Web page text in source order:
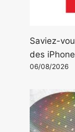
Saviez-
des
06/08/2026